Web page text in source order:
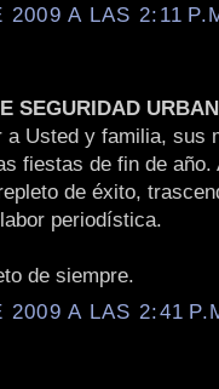
A LAS 2:11
SEGURIDAD
a Usted y familia, sus
fiestas de fin de año.
de éxito,
periodística.
de siempre.
2009 A LAS 2:41